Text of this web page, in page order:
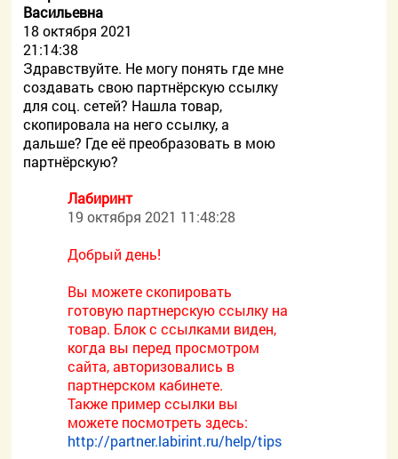
Васильевна
18 октября 2021
21:14:38
Здравствуйте. Не могу понять где мне
создавать свою партнёрскую ссылку
для соц. сетей? Нашла товар,
скопировала на него ссылку, а
дальше? Где её преобразовать в мою
партнёрскую?
Лабиринт
19 октября 2021 11:48:28
Добрый день!
Вы можете скопировать
готовую партнерскую ссылку на
товар. Блок с ссылками виден,
когда вы перед просмотром
сайта, авторизовались в
партнерском кабинете.
Также пример ссылки вы
можете посмотреть здесь:
http://partner.labirint.ru/help/tips